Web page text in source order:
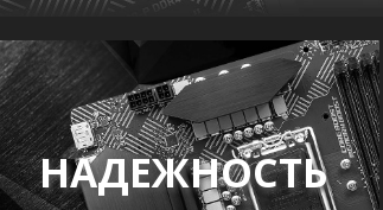
НАДЕЖНОСТЬ